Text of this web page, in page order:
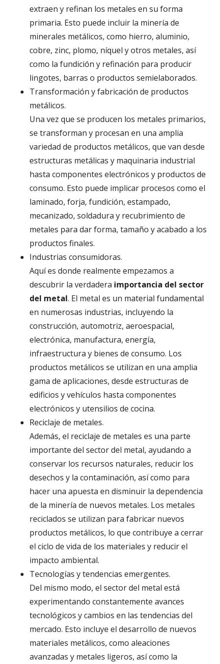
extraen y refinan los metales en su forma
primaria. Esto puede incluir la minería de
minerales metálicos, como hierro, aluminio,
cobre, zinc, plomo, níquel y otros metales, así
como la fundición y refinación para producir
lingotes, barras o productos semielaborados.
Transformación y fabricación de productos
metálicos.
Una vez que se producen los metales primarios,
se transforman y procesan en una amplia
variedad de productos metálicos, que van desde
estructuras metálicas y maquinaria industrial
hasta componentes electrónicos y productos de
consumo. Esto puede implicar procesos como el
laminado, forja, fundición, estampado,
mecanizado, soldadura y recubrimiento de
metales para dar forma, tamaño y acabado a los
productos finales.
Industrias consumidoras.
Aquí es donde realmente empezamos a
descubrir la verdadera importancia del sector
del metal. El metal es un material fundamental
en numerosas industrias, incluyendo la
construcción, automotriz, aeroespacial,
electrónica, manufactura, energía,
infraestructura y bienes de consumo. Los
productos metálicos se utilizan en una amplia
gama de aplicaciones, desde estructuras de
edificios y vehículos hasta componentes
electrónicos y utensilios de cocina.
Reciclaje de metales.
Además, el reciclaje de metales es una parte
importante del sector del metal, ayudando a
conservar los recursos naturales, reducir los
desechos y la contaminación, así como para
hacer una apuesta en disminuir la dependencia
de la minería de nuevos metales. Los metales
reciclados se utilizan para fabricar nuevos
productos metálicos, lo que contribuye a cerrar
el ciclo de vida de los materiales y reducir el
impacto ambiental.
Tecnologías y tendencias emergentes.
Del mismo modo, el sector del metal está
experimentando constantemente avances
tecnológicos y cambios en las tendencias del
mercado. Esto incluye el desarrollo de nuevos
materiales metálicos, como aleaciones
avanzadas y metales ligeros, así como la